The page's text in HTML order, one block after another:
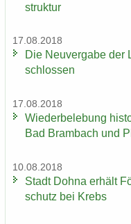
struk­tur
17.08.2018
Die Neu­ver­ga­be der
schlos­sen
17.08.2018
Wie­der­be­le­bung
Bad Brambach und
10.08.2018
Stadt Dohna er­hält
schutz bei Krebs